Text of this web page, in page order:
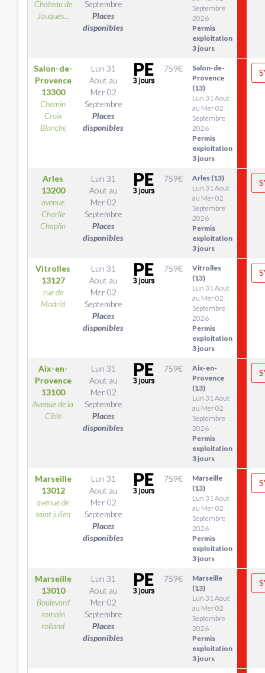
Chateau de
Jouques...
Septembre
Places
disponibles
Septembre
2026
Permis
exploitation
3 jours
Salon-de-
Provence
13300
Chemin
Croix
Blanche
Lun 31
Aout au
Mer 02
Septembre
Places
disponibles
759€
Salon-de-
Provence
(13)
Lun 31 Aout
au Mer 02
Septembre
2026
Permis
exploitation
3 jours
Arles
13200
avenue
Charlie
Chaplin
Lun 31
Aout au
Mer 02
Septembre
Places
disponibles
759€
Arles (13)
Lun 31 Aout
au Mer 02
Septembre
2026
Permis
exploitation
3 jours
Vitrolles
13127
rue de
Madrid
Lun 31
Aout au
Mer 02
Septembre
Places
disponibles
759€
Vitrolles
(13)
Lun 31 Aout
au Mer 02
Septembre
2026
Permis
exploitation
3 jours
Aix-en-
Provence
13100
Avenue de la
Cible
Lun 31
Aout au
Mer 02
Septembre
Places
disponibles
759€
Aix-en-
Provence
(13)
Lun 31 Aout
au Mer 02
Septembre
2026
Permis
exploitation
3 jours
Marseille
13012
avenue de
saint julien
Lun 31
Aout au
Mer 02
Septembre
Places
disponibles
759€
Marseille
(13)
Lun 31 Aout
au Mer 02
Septembre
2026
Permis
exploitation
3 jours
Marseille
13010
Boulevard
romain
rolland
Lun 31
Aout au
Mer 02
Septembre
Places
disponibles
759€
Marseille
(13)
Lun 31 Aout
au Mer 02
Septembre
2026
Permis
exploitation
3 jours